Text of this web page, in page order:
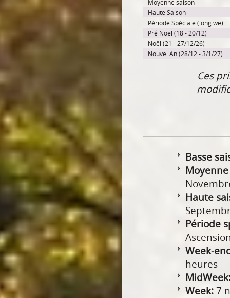
Moyenne saison
Haute Saison
Période Spéciale (long we)
Pré Noël (18 - 20/12)
Noël (21 - 27/12/26)
Nouvel An (28/12 - 3/1/27)
Ces
Basse
Haute
Période
Week-
heures
Week:7